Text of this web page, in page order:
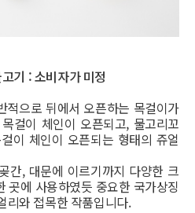
기 : 소비자가 미정
적으로 뒤에서 오픈하는 목걸이가
걸이 체인이 오픈되고, 물고리꼬
이 체인이 오픈되는 형태의 쥬얼
간, 대문에 이르기까지 다양한 크
곳에 사용하였듯 중요한 국가상징
리와 접목한 작품입니다.